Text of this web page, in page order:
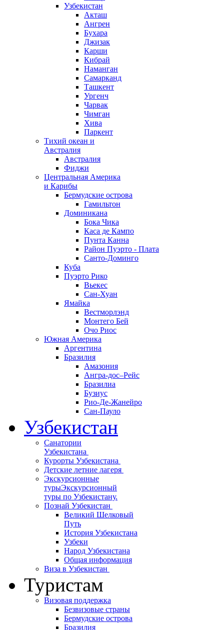
Узбекистан
Акташ
Ангрен
Бухара
Джизак
Карши
Кибрай
Наманган
Самарканд
Ташкент
Ургенч
Чарвак
Чимган
Хива
Паркент
Тихий океан и
Австралия
Австралия
Фиджи
Центральная Америка
и Карибы
Бермудские острова
Гамильтон
Доминикана
Бока Чика
Каса де Кампо
Пунта Канна
Район Пуэрто - Плата
Санто-Доминго
Куба
Пуэрто Рико
Вьекес
Сан-Хуан
Ямайка
Вестморлэнд
Монтего Бей
Очо Риос
Южная Америка
Аргентина
Бразилия
Амазония
Ангра-дос–Рейс
Бразилиа
Бузиус
Рио-Де-Жанейро
Сан-Пауло
Узбекистан
Санатории
Узбекистана
Курорты Узбекистана
Детские летние лагеря
Экскурсионные
турыЭкскурсионный
туры по Узбекистану.
Познай Узбекистан
Великий Шелковый
Путь
История Узбекистана
Узбеки
Народ Узбекистана
Общая информация
Виза в Узбекистан
Туристам
Визовая поддержка
Безвизовые страны
Бермудские острова
Бразилия